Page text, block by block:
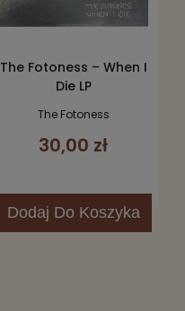
The Fotoness – When I
Die LP
The Fotoness
30,00 zł
Dodaj Do Koszyka